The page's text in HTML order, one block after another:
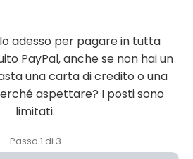
adesso per pagare in tutta
PayPal, anche se non hai un
una carta di credito o una
aspettare? I posti sono
limitati.
Passo 1 di 3